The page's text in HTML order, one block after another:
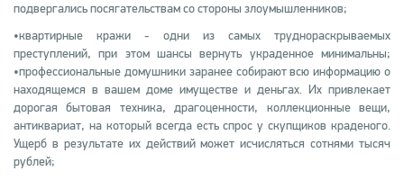
подвергались посягательствам со стороны злоумышленников;
•квартирные кражи - одни из самых труднораскрываемых
преступлений, при этом шансы вернуть украденное минимальны;
•профессиональные домушники заранее собирают всю информацию о
находящемся в вашем доме имуществе и деньгах. Их привлекает
дорогая бытовая техника, драгоценности, коллекционные вещи,
антиквариат, на который всегда есть спрос у скупщиков краденого.
Ущерб в результате их действий может исчисляться сотнями тысяч
рублей;